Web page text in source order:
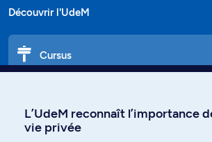
Découvrir l'UdeM
Cursus
L’UdeM reconnaît l’importance
vie privée